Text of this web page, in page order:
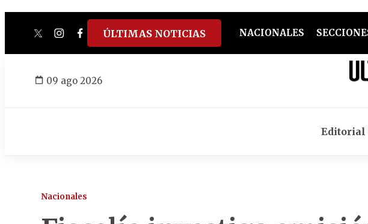
twitterinstagram
facebook
tiktokyoutube
spotify
ÚLTIMAS NOTICIAS NACIONALES
09 ago 2026
Editorial
Nacionales